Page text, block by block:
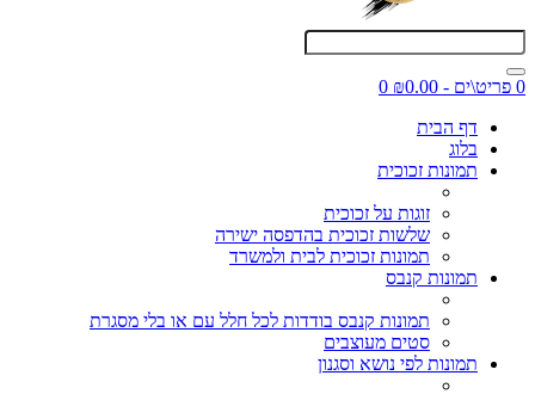
0 פריט\ים - ₪0.00
0
דף הבית
בלוג
תמונות זכוכית
זוגות על זכוכית
שלשות זכוכית בהדפסה ישירה
תמונות זכוכית לבית ולמשרד
תמונות קנבס
תמונות קנבס בודדות לכל חלל עם או בלי מסגרת
סטים מעוצבים
תמונות לפי נושא וסגנון